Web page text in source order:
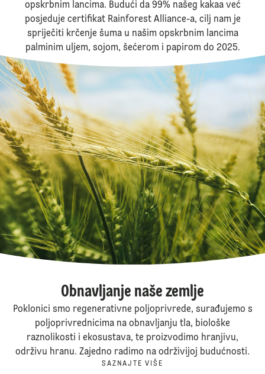
opskrbnim lancima. Budući da 99% našeg kakaa već
posjeduje certifikat Rainforest Alliance-a, cilj nam je
spriječiti krčenje šuma u našim opskrbnim lancima
palminim uljem, sojom, šećerom i papirom do 2025.
Obnavljanje naše zemlje
Poklonici smo regenerativne poljoprivrede, surađujemo s
poljoprivrednicima na obnavljanju tla, biološke
raznolikosti i ekosustava, te proizvodimo hranjivu,
održivu hranu. Zajedno radimo na održivijoj budućnosti.
SAZNAJTE VIŠE